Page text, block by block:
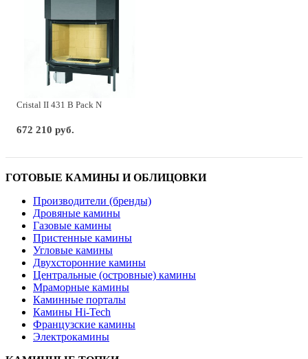
Cristal II 431 B Pack N
672 210 руб.
ГОТОВЫЕ КАМИНЫ И ОБЛИЦОВКИ
Производители (бренды)
Дровяные камины
Газовые камины
Пристенные камины
Угловые камины
Двухсторонние камины
Центральные (островные) камины
Мраморные камины
Каминные порталы
Камины Hi-Tech
Французские камины
Электрокамины